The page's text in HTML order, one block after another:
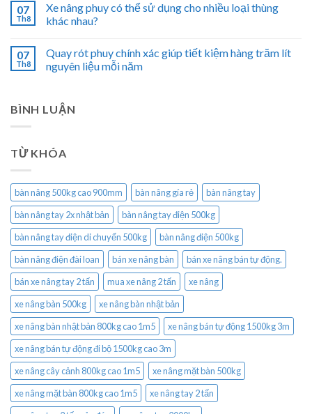
07
Th8
Xe nâng phuy có thể sử dụng cho nhiều loại thùng
khác nhau?
07
Th8
Quay rót phuy chính xác giúp tiết kiệm hàng trăm lít
nguyên liệu mỗi năm
BÌNH LUẬN
TỪ KHÓA
bàn nâng 500kg cao 900mm bàn nâng gía rẻ
bàn nâng tay
bàn nâng tay 2x nhật bản
bàn nâng tay điện 500kg
bàn nâng tay điện di chuyển 500kg
bàn nâng điện 500kg
bàn nâng điện đài loan
bán xe nâng bàn
bán xe nâng bán tự động.
bán xe nâng tay 2 tấn
mua xe nâng 2 tấn
xe nâng
xe nâng bàn 500kg
xe nâng bàn nhật bản
xe nâng bàn nhật bản 800kg cao 1m5
xe nâng bán tự động 1500kg 3m
xe nâng bán tự động đi bộ 1500kg cao 3m
xe nâng cây cảnh 800kg cao 1m5
xe nâng mặt bàn 500kg
xe nâng mặt bàn 800kg cao 1m5
xe nâng tay 2 tấn